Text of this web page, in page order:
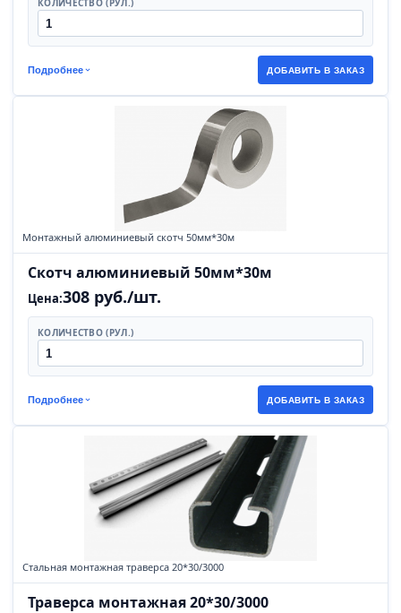
КОЛИЧЕСТВО (РУЛ.)
Подробнее ДОБАВИТЬ В ЗАКАЗ
Монтажный алюминиевый скотч 50мм*30м
Скотч алюминиевый 50мм*30м
Цена:308 руб./шт.
КОЛИЧЕСТВО (РУЛ.)
Подробнее ДОБАВИТЬ В ЗАКАЗ
Стальная монтажная траверса 20*30/3000
Траверса монтажная 20*30/3000